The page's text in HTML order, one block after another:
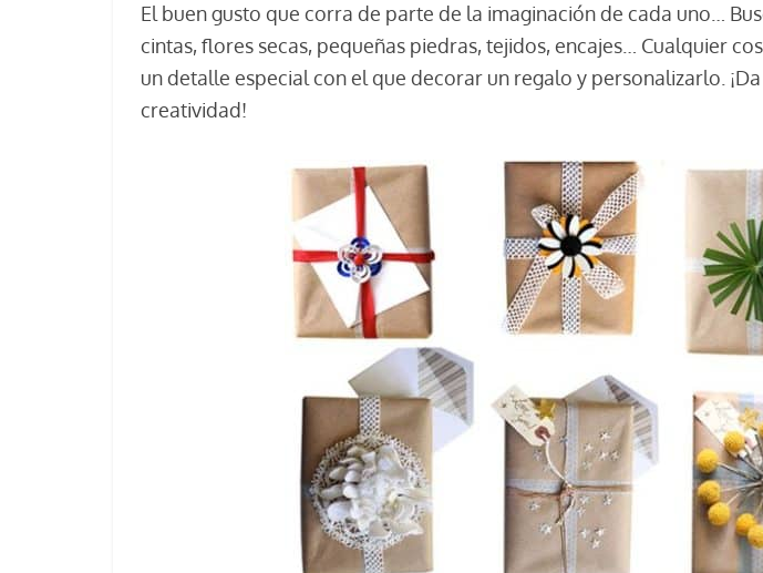
El buen gusto que corra de parte de la imaginación de cada uno…
cintas, flores secas, pequeñas piedras, tejidos, encajes… Cualquier
un detalle especial con el que decorar un regalo y personalizarlo.
creatividad!